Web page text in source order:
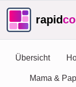
rapid
Übersicht
Mama &